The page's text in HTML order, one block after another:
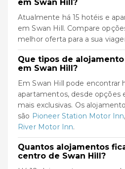
em Swan Hill?
Atualmente há 15 hotéis e
em Swan Hill. Compare
melhor oferta para a sua
Que tipos de
em Swan Hill?
Em Swan Hill pode encontrar
apartamentos, desde opções
mais exclusivas. Os
são Pioneer Station Motor Inn,
River Motor Inn.
Quantos alojamentos
centro de Swan Hill?